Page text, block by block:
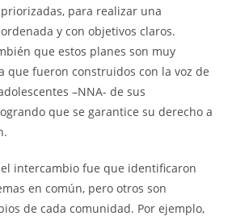
para realizar una
y con objetivos claros.
que estos planes son muy
que fueron construidos con la voz de
–NNA- de sus
que se garantice su derecho a
intercambio fue que identificaron
en común, pero otros son
de cada comunidad. Por ejemplo,